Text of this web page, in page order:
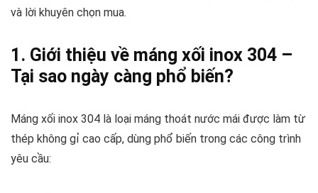
và lời khuyên chọn mua.
1. Giới thiệu về máng xối inox 304 –
Tại sao ngày càng phổ biến?
Máng xối inox 304 là loại máng thoát nước mái được làm từ
thép không gỉ cao cấp, dùng phổ biến trong các công trình
yêu cầu: